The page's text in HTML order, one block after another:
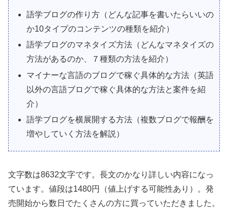
語学ブログの作り方（どんな記事を書いたらいいの
か10タイプのコンテンツの種類を紹介）
語学ブログのマネタイズ方法（どんなマネタイズの
方法があるのか、７種類の方法を紹介）
マイナーな言語のブログで稼ぐ具体的な方法（英語
以外の言語ブログで稼ぐ具体的な方法と案件を紹
介）
語学ブログを横展開する方法（複数ブログで報酬を
増やしていく方法を解説）
文字数は8632文字です。長文のかなり詳しい内容になっ
ています。値段は1480円（値上げする可能性あり）。発
売開始から数日でたくさんの方に買っていただきました。